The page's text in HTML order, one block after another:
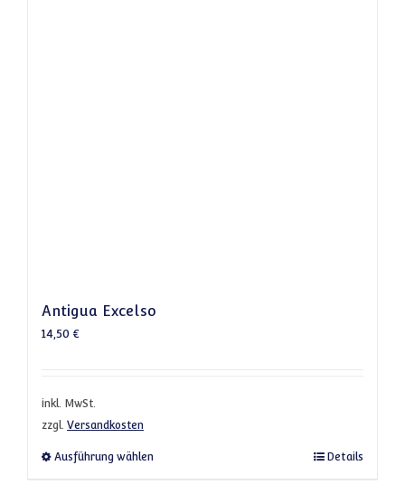
Antigua Excelso
14,50 €
inkl. MwSt.
zzgl. Versandkosten
Ausführung wählen Dieses Produkt weist mehrere Varianten
Details